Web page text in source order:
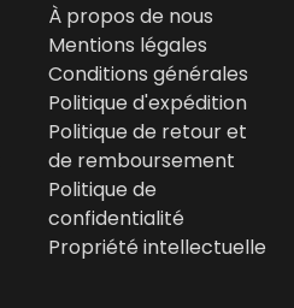
À propos de nous
Mentions légales
Conditions générales
Politique d'expédition
Politique de retour et
de remboursement
Politique de
confidentialité
Propriété intellectuelle